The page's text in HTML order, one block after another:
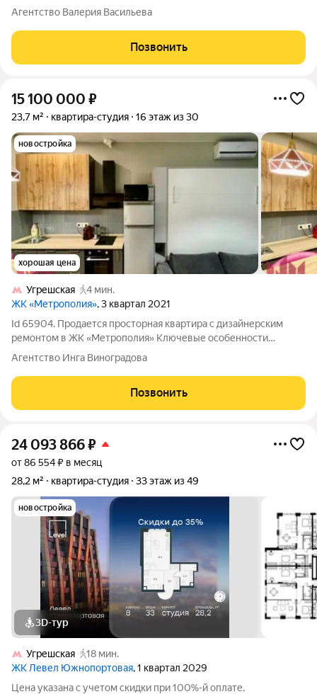
полноценная квартира (не апартаменты) в корпусе
«Стокгольм» ЖК «Метрополия». Стильная, с продуманной
планировкой и качественным ремонтом
Агентство Валерия Васильева
Позвонить
15 100 000 ₽
23,7 м² квартира-студия 16 этаж из 30
новостройка
хорошая цена
Угрешская
4 мин.
ЖК «Метрополия», 3 квартал 2021
Id 65904. Продается просторная квартира с дизайнерским
ремонтом в ЖК «Метрополия» Ключевые особенности
объекта: -16 этаж из 30, что сочетает в себе оптимальную
высоту и комфорт - Выполнен качественный дизайнерский
ремонт - Можно рассмотреть как
Агентство Инга Виноградова
Позвонить
24 093 866₽
от 86 554 ₽ в месяц
28,2 м²
квартира-студия 33 этаж из 49
новостройка
3D-тур
Угрешская
18 мин.
ЖК Левел Южнопортовая, 1 квартал 2029
Цена указана с учетом скидки при 100%-й оплате,